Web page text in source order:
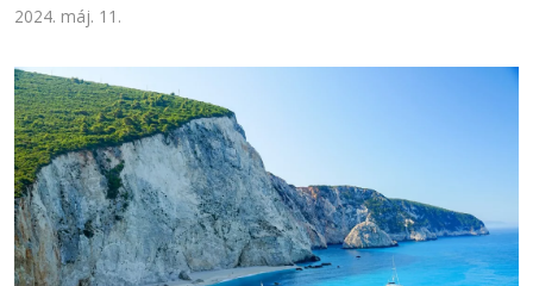
2024. máj. 11.